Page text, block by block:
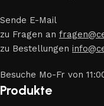
Sende E-Mail
zu Fragen an
zu Bestellungen
Besuche Mo-Fr von
Produkte